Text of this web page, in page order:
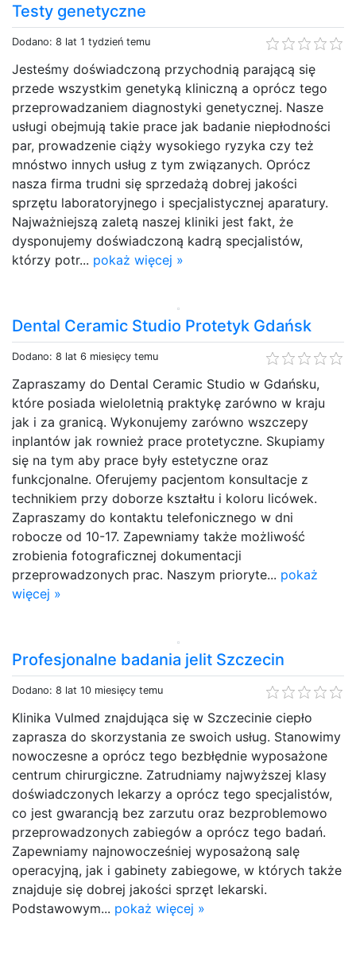
Testy genetyczne
Dodano: 8 lat 1 tydzień temu
Jesteśmy doświadczoną przychodnią parającą się
przede wszystkim genetyką kliniczną a oprócz tego
przeprowadzaniem diagnostyki genetycznej. Nasze
usługi obejmują takie prace jak badanie niepłodności
par, prowadzenie ciąży wysokiego ryzyka czy też
mnóstwo innych usług z tym związanych. Oprócz
nasza firma trudni się sprzedażą dobrej jakości
sprzętu laboratoryjnego i specjalistycznej aparatury.
Najważniejszą zaletą naszej kliniki jest fakt, że
dysponujemy doświadczoną kadrą specjalistów,
którzy potr... pokaż więcej »
Dental Ceramic Studio Protetyk Gdańsk
Dodano: 8 lat 6 miesięcy temu
Zapraszamy do Dental Ceramic Studio w Gdańsku,
które posiada wieloletnią praktykę zarówno w kraju
jak i za granicą. Wykonujemy zarówno wszczepy
inplantów jak rownież prace protetyczne. Skupiamy
się na tym aby prace były estetyczne oraz
funkcjonalne. Oferujemy pacjentom konsultacje z
technikiem przy doborze kształtu i koloru licówek.
Zapraszamy do kontaktu telefonicznego w dni
robocze od 10-17. Zapewniamy także możliwość
zrobienia fotograficznej dokumentacji
przeprowadzonych prac. Naszym prioryte... pokaż
więcej »
Profesjonalne badania jelit Szczecin
Dodano: 8 lat 10 miesięcy temu
Klinika Vulmed znajdująca się w Szczecinie ciepło
zaprasza do skorzystania ze swoich usług. Stanowimy
nowoczesne a oprócz tego bezbłędnie wyposażone
centrum chirurgiczne. Zatrudniamy najwyższej klasy
doświadczonych lekarzy a oprócz tego specjalistów,
co jest gwarancją bez zarzutu oraz bezproblemowo
przeprowadzonych zabiegów a oprócz tego badań.
Zapewniamy najnowocześniej wyposażoną salę
operacyjną, jak i gabinety zabiegowe, w których także
znajduje się dobrej jakości sprzęt lekarski.
Podstawowym... pokaż więcej »